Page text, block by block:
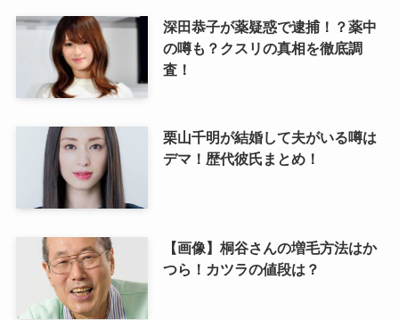
深田恭子が薬疑惑で逮捕！？薬中
の噂も？クスリの真相を徹底調
査！
栗山千明が結婚して夫がいる噂は
デマ！歴代彼氏まとめ！
【画像】桐谷さんの増毛方法はか
つら！カツラの値段は？